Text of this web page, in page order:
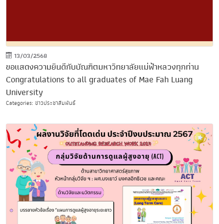
13/03/2568
ขอแสดงความยินดีกับบัณฑิตมหาวิทยาลัยแม่ฟ้าหลวงทุกท่าน
Congratulations to all graduates of Mae Fah Luang
University
Categories: ข่าวประชาสัมพันธ์